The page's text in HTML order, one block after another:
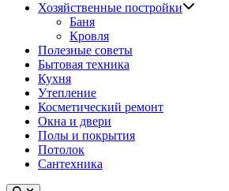
Хозяйственные постройки
Баня
Кровля
Полезные советы
Бытовая техника
Кухня
Утепление
Косметический ремонт
Окна и двери
Полы и покрытия
Потолок
Сантехника